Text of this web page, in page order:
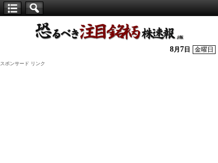
株】
8月 7 日 金曜日
スポンサード リンク